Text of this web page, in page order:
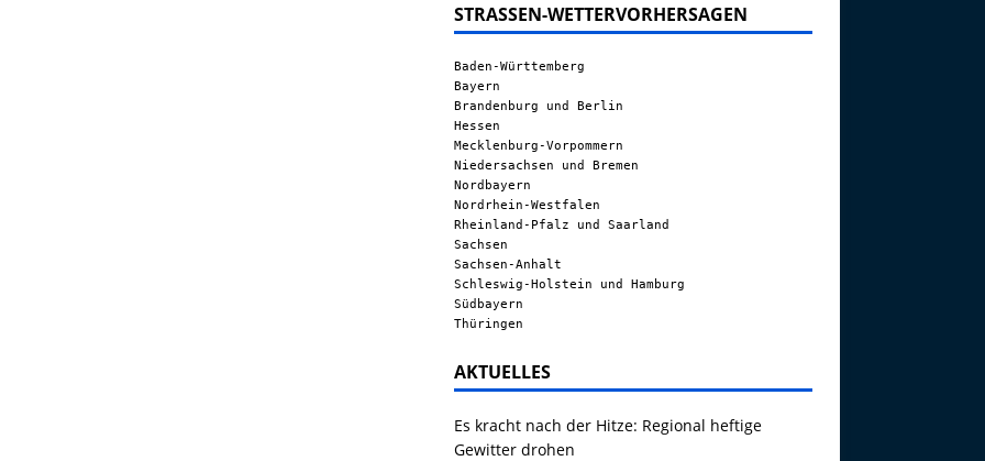
STRASSEN-WETTERVORHERSAGEN
Baden-Württemberg
Bayern
Brandenburg und Berlin
Hessen
Mecklenburg-Vorpommern
Niedersachsen und Bremen
Nordbayern
Nordrhein-Westfalen
Rheinland-Pfalz und Saarland
Sachsen
Sachsen-Anhalt
Schleswig-Holstein und Hamburg
Südbayern
Thüringen
AKTUELLES
Es kracht nach der Hitze: Regional heftige
Gewitter drohen